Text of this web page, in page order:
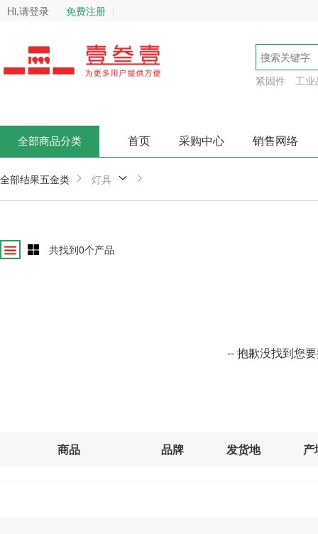
Hi,请登录 免费注册
紧固件 工业
全部商品分类 首页 采购中心 销售网络
全部结果五金类 灯具
共找到0个产品
-- 抱歉没找到您
商品 品牌 发货地 产